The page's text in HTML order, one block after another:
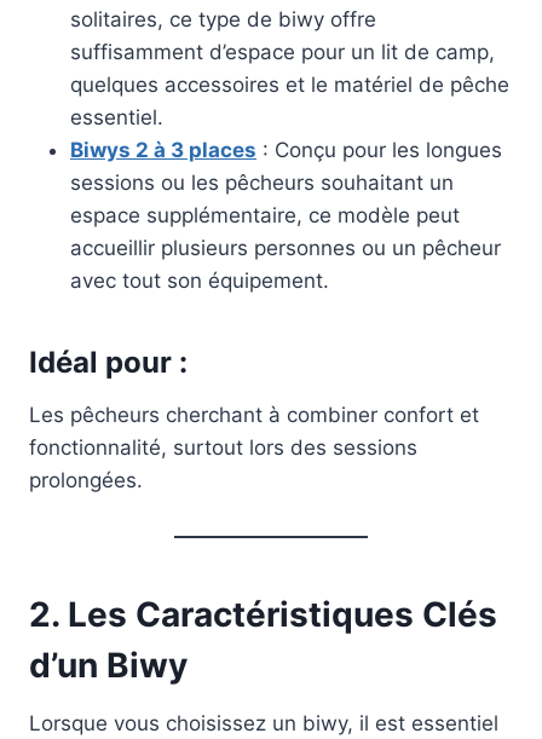
solitaires, ce type de biwy offre
suffisamment d’espace pour un lit de camp,
quelques accessoires et le matériel de pêche
essentiel.
Biwys 2 à 3 places : Conçu pour les longues
sessions ou les pêcheurs souhaitant un
espace supplémentaire, ce modèle peut
accueillir plusieurs personnes ou un pêcheur
avec tout son équipement.
Idéal pour :
Les pêcheurs cherchant à combiner confort et
fonctionnalité, surtout lors des sessions
prolongées.
2. Les Caractéristiques Clés
d’un Biwy
Lorsque vous choisissez un biwy, il est essentiel